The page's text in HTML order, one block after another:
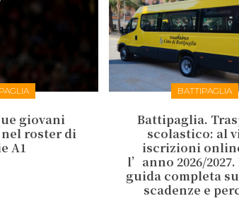
giovani
roster di
A1
BATTIPAGLIA
Battipaglia.
scolastico: al
iscrizioni
l’anno 2026/
guida completa
scadenze e